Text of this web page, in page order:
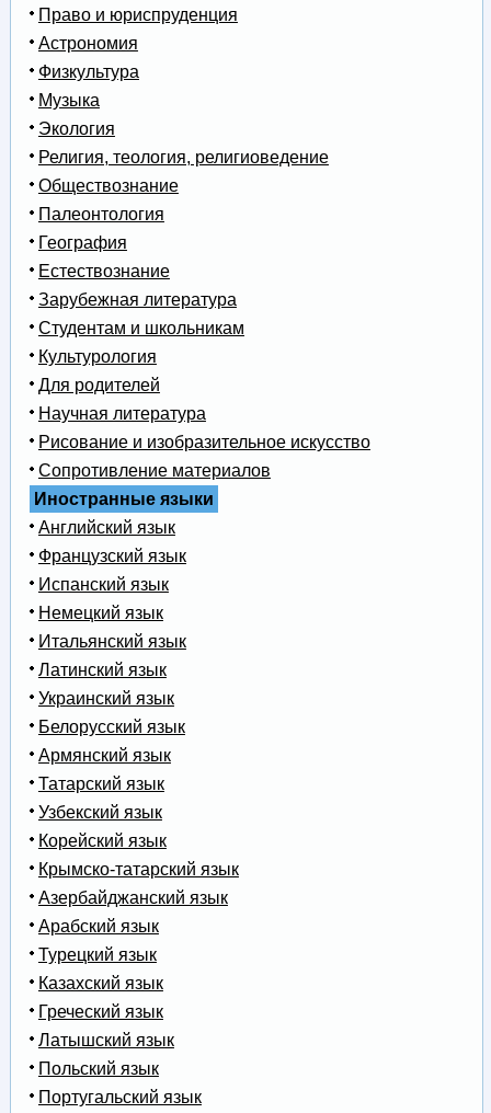
Право и юриспруденция
Астрономия
Физкультура
Музыка
Экология
Религия, теология, религиоведение
Обществознание
Палеонтология
География
Естествознание
Зарубежная литература
Студентам и школьникам
Культурология
Для родителей
Научная литература
Рисование и изобразительное искусство
Сопротивление материалов
Иностранные языки
Английский язык
Французский язык
Испанский язык
Немецкий язык
Итальянский язык
Латинский язык
Украинский язык
Белорусский язык
Армянский язык
Татарский язык
Узбекский язык
Корейский язык
Крымско-татарский язык
Азербайджанский язык
Арабский язык
Турецкий язык
Казахский язык
Греческий язык
Латышский язык
Польский язык
Португальский язык